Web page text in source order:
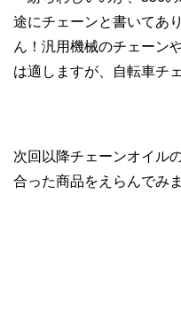
途にチェーンと書いてあ
ん！汎用機械のチェーン
は適しますが、自転車チ
次回以降チェーンオイル
合った商品をえらんでみ